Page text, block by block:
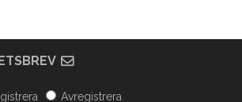
Avregistrera